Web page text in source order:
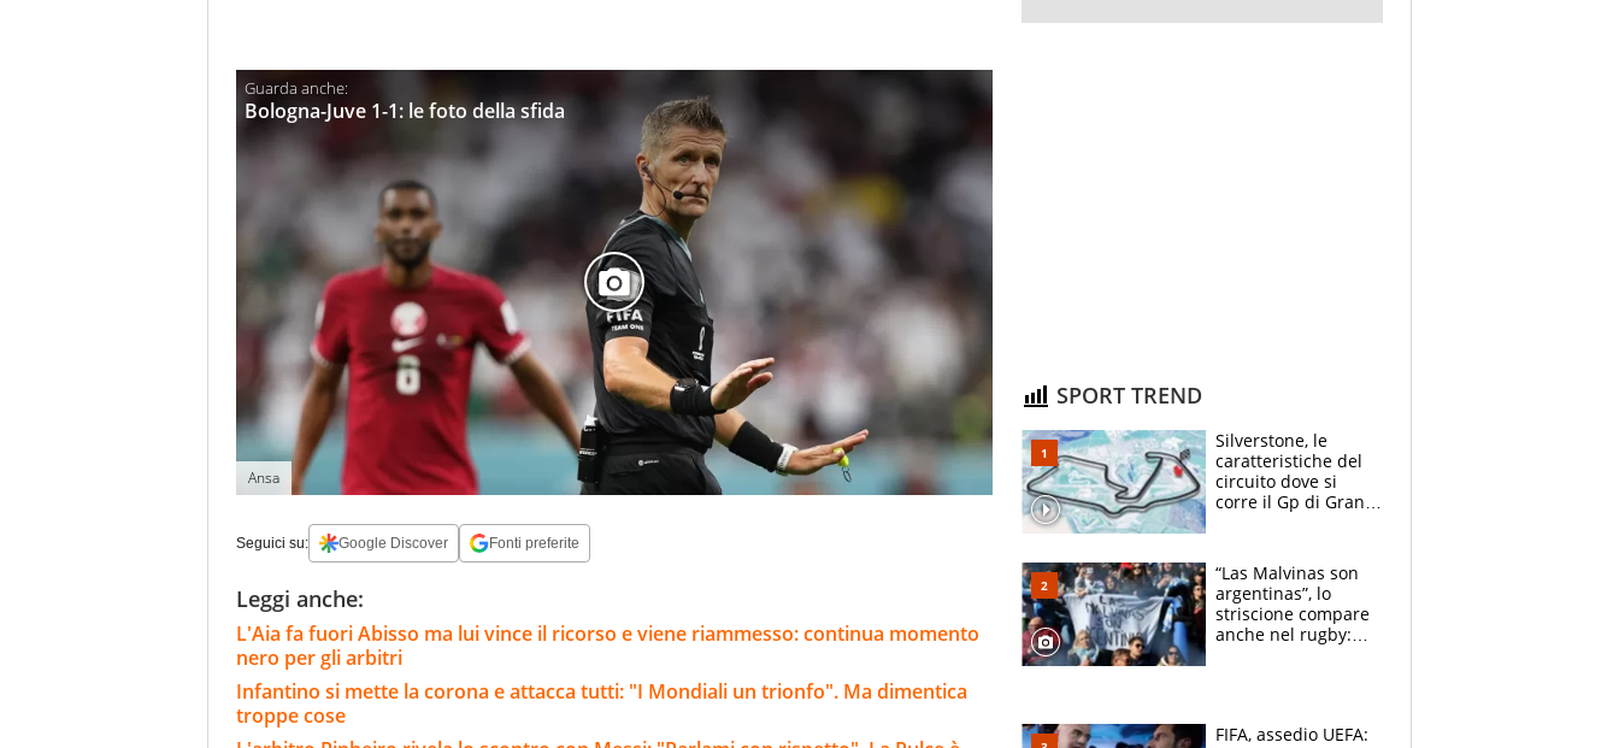
Bologna-Juve 1-1: le foto della sfida
Ansa
Seguici su: Google Discover Fonti preferite
Leggi anche:
L'Aia fa fuori Abisso ma lui vince il ricorso e viene riammesso: continua momento
nero per gli arbitri
Infantino si mette la corona e attacca tutti: "I Mondiali un trionfo". Ma dimentica
troppe cose
SPORT TREND
Silverstone, le
caratteristiche del
circuito dove si
corre il Gp di Gran
“Las Malvinas son
argentinas”, lo
striscione compare
anche nel rugby:
FIFA, assedio UEFA: